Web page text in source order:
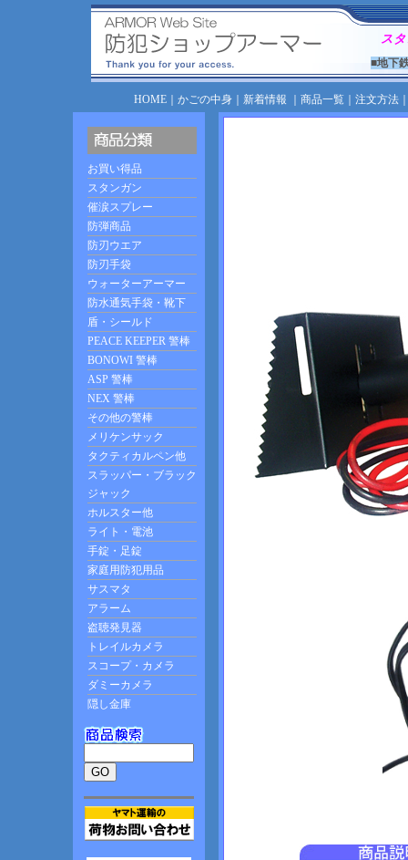
ス
■地下
HOME｜ かごの中身｜ 新着情報 商品一覧｜ 注文方法